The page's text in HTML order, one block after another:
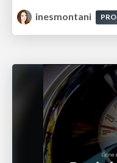
inesmontani
PRO